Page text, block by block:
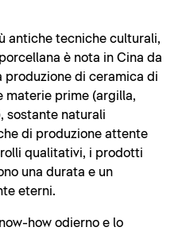
antiche tecniche culturali,
è nota in Cina da
produzione di ceramica di
materie prime (argilla,
sostante naturali
di produzione attente
qualitativi, i prodotti
una durata e un
eterni.
how odierno e lo